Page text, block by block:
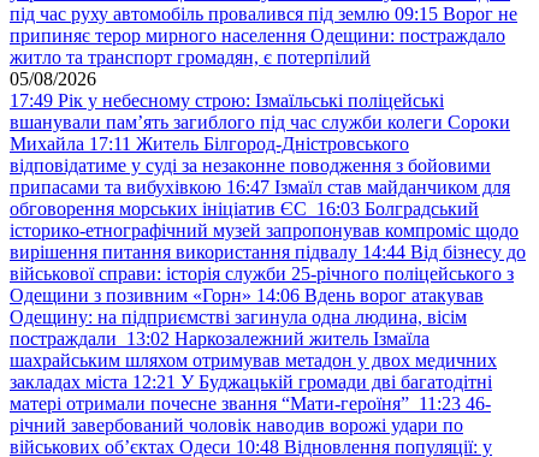
під час руху автомобіль провалився під землю 09:15 Ворог не
припиняє терор мирного населення Одещини: постраждало
житло та транспорт громадян, є потерпілий
05/08/2026
17:49 Рік у небесному строю: Ізмаїльські поліцейські
вшанували пам’ять загиблого під час служби колеги Сороки
Михайла 17:11 Житель Білгород-Дністровського
відповідатиме у суді за незаконне поводження з бойовими
припасами та вибухівкою 16:47 Ізмаїл став майданчиком для
обговорення морських ініціатив ЄС 16:03 Болградський
історико-етнографічний музей запропонував компроміс щодо
вирішення питання використання підвалу 14:44 Від бізнесу до
військової справи: історія служби 25-річного поліцейського з
Одещини з позивним «Горн» 14:06 Вдень ворог атакував
Одещину: на підприємстві загинула одна людина, вісім
постраждали 13:02 Наркозалежний житель Ізмаїла
шахрайським шляхом отримував метадон у двох медичних
закладах міста 12:21 У Буджацькій громади дві багатодітні
матері отримали почесне звання “Мати-героїня” 11:23 46-
річний завербований чоловік наводив ворожі удари по
військових обʼєктах Одеси 10:48 Відновлення популяції: у